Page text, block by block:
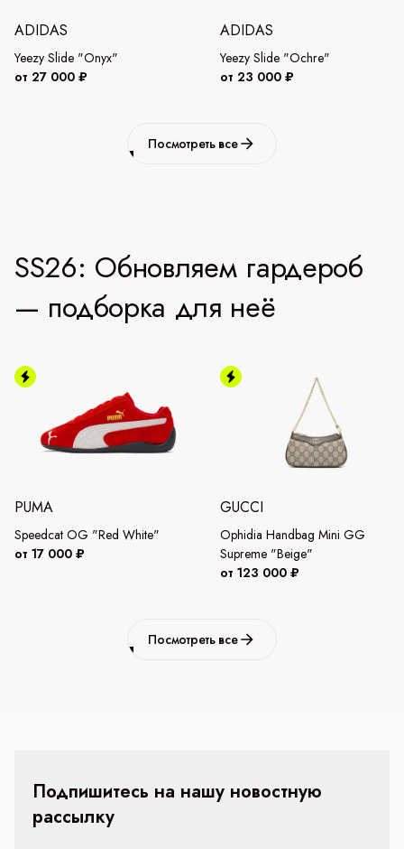
ADIDAS
Yeezy Slide "Onyx"
от 27 000 ₽
ADIDAS
Yeezy Slide "Ochre"
от 23 000 ₽
Посмотреть все
SS26: Обновляем гардероб
— подборка для неё
PUMA
Speedcat OG "Red White"
от 17 000 ₽
GUCCI
Ophidia Handbag Mini GG
Supreme "Beige"
от 123 000 ₽
Посмотреть все
Подпишитесь на нашу новостную
рассылку